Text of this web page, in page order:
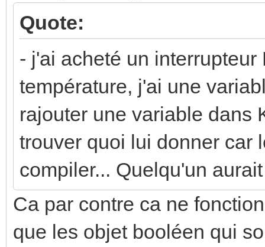
Quote:
- j'ai acheté un
température, j'ai une
rajouter une variable dans
trouver quoi lui donner car
compiler... Quelqu'un
Ca par contre ca ne
que les objet booléen qui